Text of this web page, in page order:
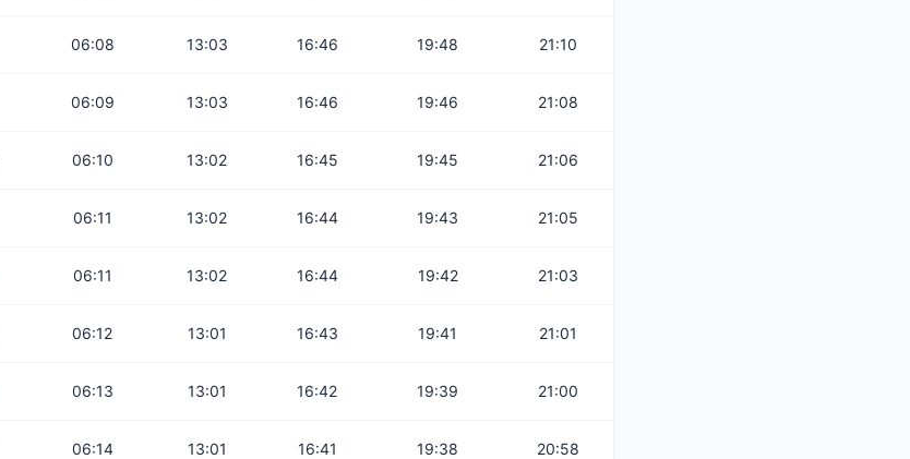
06:08 13:03 16:46 19:48 21:10
06:09 13:03 16:46 19:46 21:08
06:10 13:02 16:45 19:45 21:06
06:11 13:02 16:44 19:43 21:05
06:11 13:02 16:44 19:42 21:03
06:12 13:01 16:43 19:41 21:01
06:13 13:01 16:42 19:39 21:00
06:14 13:01 16:41 19:38 20:58